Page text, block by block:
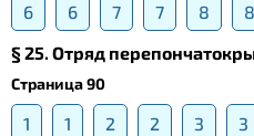
6 6 7 7 8 8
§ 25. Отряд
Страница 90
1 1 2 2 3 3